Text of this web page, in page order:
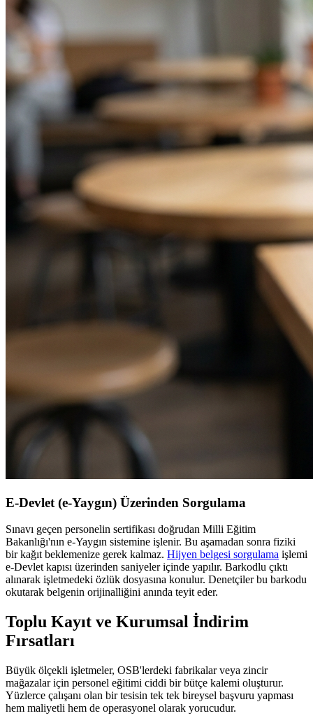
E-Devlet (e-Yaygın) Üzerinden Sorgulama
Sınavı geçen personelin sertifikası doğrudan Milli Eğitim
Bakanlığı'nın e-Yaygın sistemine işlenir. Bu aşamadan sonra fiziki
bir kağıt beklemenize gerek kalmaz. Hijyen belgesi sorgulama işlemi
e-Devlet kapısı üzerinden saniyeler içinde yapılır. Barkodlu çıktı
alınarak işletmedeki özlük dosyasına konulur. Denetçiler bu barkodu
okutarak belgenin orijinalliğini anında teyit eder.
Toplu Kayıt ve Kurumsal İndirim
Fırsatları
Büyük ölçekli işletmeler, OSB'lerdeki fabrikalar veya zincir
mağazalar için personel eğitimi ciddi bir bütçe kalemi oluşturur.
Yüzlerce çalışanı olan bir tesisin tek tek bireysel başvuru yapması
hem maliyetli hem de operasyonel olarak yorucudur.